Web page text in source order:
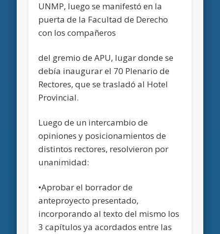
UNMP, luego se manifestó en la
puerta de la Facultad de Derecho
con los compañeros
del gremio de APU, lugar donde se
debía inaugurar el 70 Plenario de
Rectores, que se trasladó al Hotel
Provincial.
Luego de un intercambio de
opiniones y posicionamientos de
distintos rectores, resolvieron por
unanimidad:
•Aprobar el borrador de
anteproyecto presentado,
incorporando al texto del mismo los
3 capítulos ya acordados entre las